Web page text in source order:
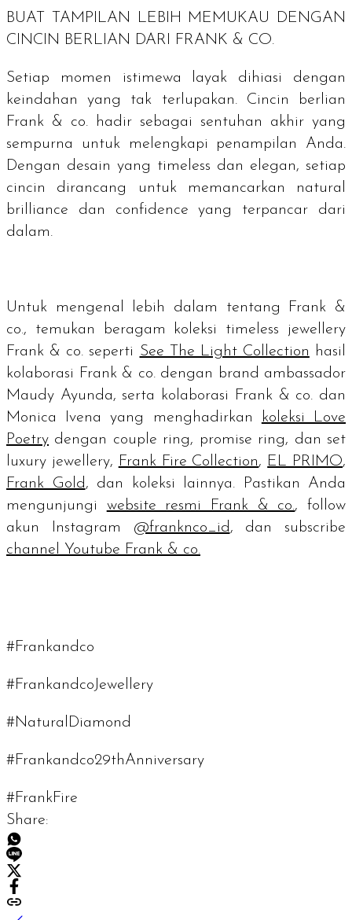
BUAT TAMPILAN LEBIH MEMUKAU DENGAN
CINCIN BERLIAN DARI FRANK & CO.
Setiap momen istimewa layak dihiasi dengan
keindahan yang tak terlupakan. Cincin berlian
Frank & co. hadir sebagai sentuhan akhir yang
sempurna untuk melengkapi penampilan Anda.
Dengan desain yang timeless dan elegan, setiap
cincin dirancang untuk memancarkan natural
brilliance dan confidenceyang terpancar dari
dalam.
Untuk mengenal lebih dalam tentang Frank &
co., temukan beragam koleksi timeless jewellery
Frank & co. seperti See The Light Collection hasil
kolaborasi Frank & co. dengan brand ambassador
Maudy Ayunda, serta kolaborasi Frank & co. dan
Monica Ivena yang menghadirkan
koleksi Love
Poetry dengan couple ring, promise ring, dan set
luxury jewellery, Frank Fire Collection, EL PRIMO,
Frank Gold , dan koleksi lainnya. Pastikan Anda
mengunjungi website resmi Frank & co., follow
akun Instagram @franknco_id , dan subscribe
channel Youtube Frank & co.
#Frankandco
#FrankandcoJewellery
#NaturalDiamond
#Frankandco29thAnniversary
#FrankFire
Share: